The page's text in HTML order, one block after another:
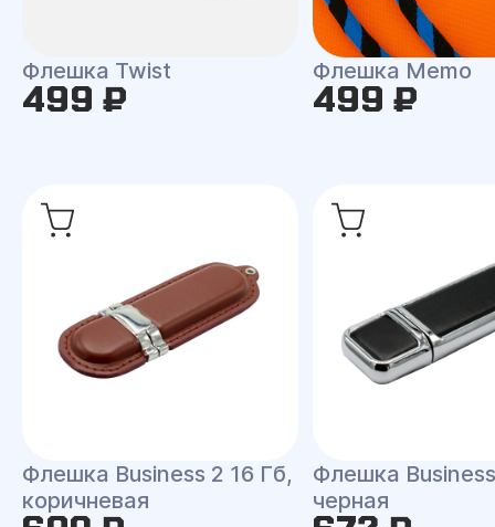
Флешка Twist
499 ₽
Флешка Memo
499 ₽
Флешка Business 2 16 Гб,
коричневая
Флешка
черная